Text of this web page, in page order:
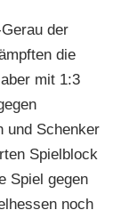
der
die
mit 1:3
und Schenker
Spielblock
Spiel gegen
noch